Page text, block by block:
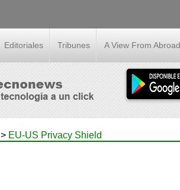
Editoriales Tribunes A View From Abroad
> EU-US Privacy Shield